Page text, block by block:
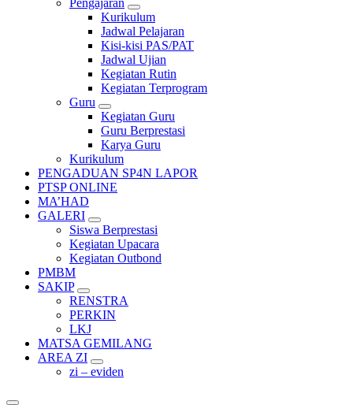
Pengajaran
Kurikulum
Jadwal Pelajaran
Kisi-kisi PAS/PAT
Jadwal Ujian
Kegiatan Rutin
Kegiatan Terprogram
Guru
Kegiatan Guru
Guru Berprestasi
Karya Guru
Kurikulum
PENGADUAN SP4N LAPOR
PTSP ONLINE
MA’HAD
GALERI
Siswa Berprestasi
Kegiatan Upacara
Kegiatan Outbond
PMBM
SAKIP
RENSTRA
PERKIN
LKJ
MATSA GEMILANG
AREA ZI
zi – eviden